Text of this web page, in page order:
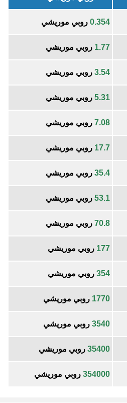
0.354 روبي موريشي
1.77 روبي موريشي
3.54 روبي موريشي
5.31 روبي موريشي
7.08 روبي موريشي
17.7 روبي موريشي
35.4 روبي موريشي
53.1 روبي موريشي
70.8 روبي موريشي
177 روبي موريشي
354 روبي موريشي
1770 روبي موريشي
3540 روبي موريشي
35400 روبي موريشي
354000 روبي موريشي